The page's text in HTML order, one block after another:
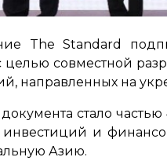
The Standard
целью совместной
направленных на
стало
и
Азию.